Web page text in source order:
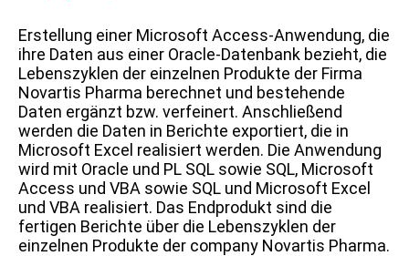
Erstellung einer Microsoft Access-Anwendung, die
ihre Daten aus einer Oracle-Datenbank bezieht, die
Lebenszyklen der einzelnen Produkte der Firma
Novartis Pharma berechnet und bestehende
Daten ergänzt bzw. verfeinert. Anschließend
werden die Daten in Berichte exportiert, die in
Microsoft Excel realisiert werden. Die Anwendung
wird mit Oracle und PL SQL sowie SQL, Microsoft
Access und VBA sowie SQL und Microsoft Excel
und VBA realisiert. Das Endprodukt sind die
fertigen Berichte über die Lebenszyklen der
einzelnen Produkte der company Novartis Pharma.